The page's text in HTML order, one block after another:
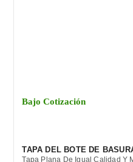
Bajo Cotización
TAPA DEL BOTE DE
Tapa Plana De Igual Calidad Y